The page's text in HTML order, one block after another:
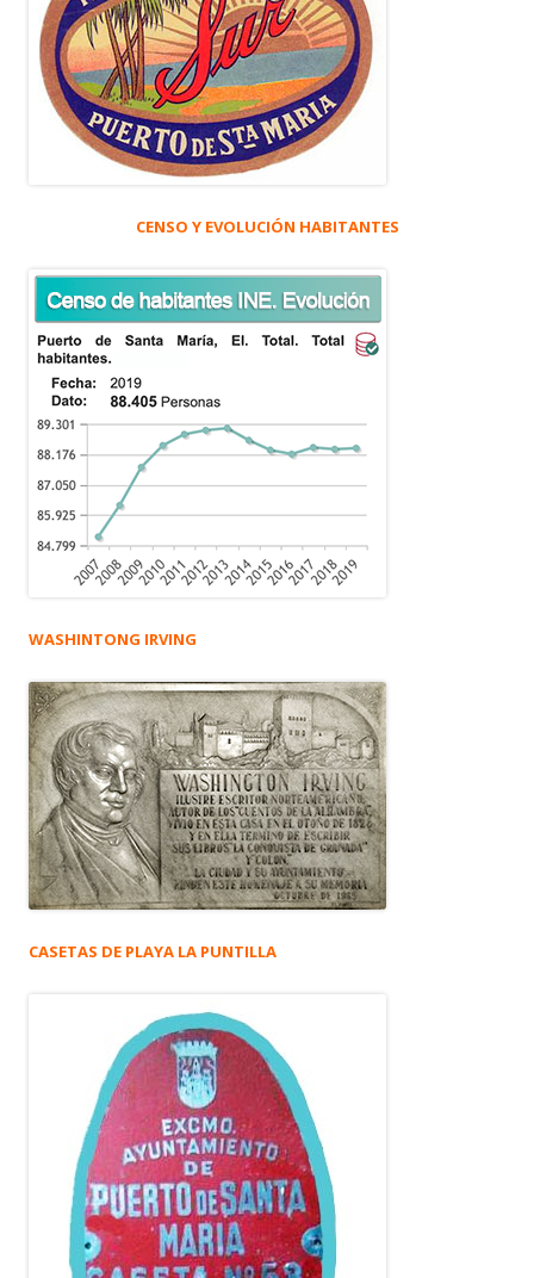
CENSO Y EVOLUCIÓN HABITANTES
WASHINTONG IRVING
CASETAS DE PLAYA LA PUNTILLA